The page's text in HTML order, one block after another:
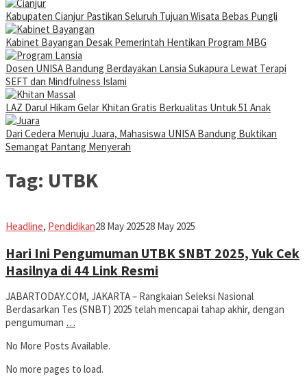
Kabupaten Cianjur Pastikan Seluruh Tujuan Wisata Bebas Pungli
Kabinet Bayangan Desak Pemerintah Hentikan Program MBG
Dosen UNISA Bandung Berdayakan Lansia Sukapura Lewat Terapi
SEFT dan Mindfulness Islami
LAZ Darul Hikam Gelar Khitan Gratis Berkualitas Untuk 51 Anak
Dari Cedera Menuju Juara, Mahasiswa UNISA Bandung Buktikan
Semangat Pantang Menyerah
Tag: UTBK
Headline, PendidikanIman
28 May 202528 May 2025
Hari Ini Pengumuman UTBK SNBT 2025, Yuk Cek
Hasilnya di 44 Link Resmi
JABARTODAY.COM, JAKARTA – Rangkaian Seleksi Nasional
Berdasarkan Tes (SNBT) 2025 telah mencapai tahap akhir, dengan
pengumuman …
No More Posts Available.
No more pages to load.